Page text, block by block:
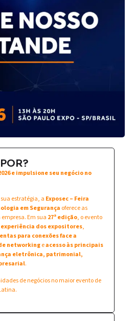
e impulsione seu negócio no
estratégia, a Exposec – Feira
em Segurança oferece as
Em sua 27ª edição, o evento
experiência dos expositores,
para conexões face a
networkingeacesso às principais
eletrônica, patrimonial,
.
de negócios no maior evento de